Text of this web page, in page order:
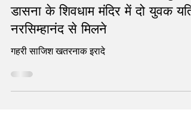
Jun 4, 2021
3 min read
खतरनाक इरादे से नाम बदल कर घुसे थे
डासना के शिवधाम मंदिर में दो युवक यति